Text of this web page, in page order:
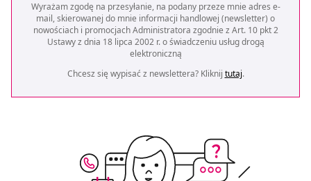
Wyrażam zgodę na przesyłanie, na podany przeze mnie adres e-
mail, skierowanej do mnie informacji handlowej (newsletter) o
nowościach i promocjach Administratora zgodnie z Art. 10 pkt 2
Ustawy z dnia 18 lipca 2002 r. o świadczeniu usług drogą
elektroniczną
Chcesz się wypisać z newslettera? Kliknij tutaj.